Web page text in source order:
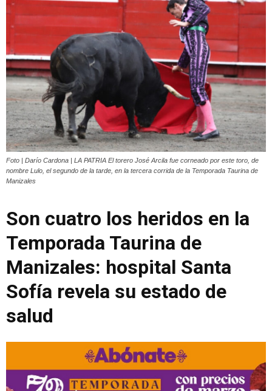
Foto | Darío Cardona | LA PATRIA El torero José Arcila fue corneado por este toro, de
nombre Lulo, el segundo de la tarde, en la tercera corrida de la Temporada Taurina de
Manizales
Son cuatro los heridos en la
Temporada Taurina de
Manizales: hospital Santa
Sofía revela su estado de
salud